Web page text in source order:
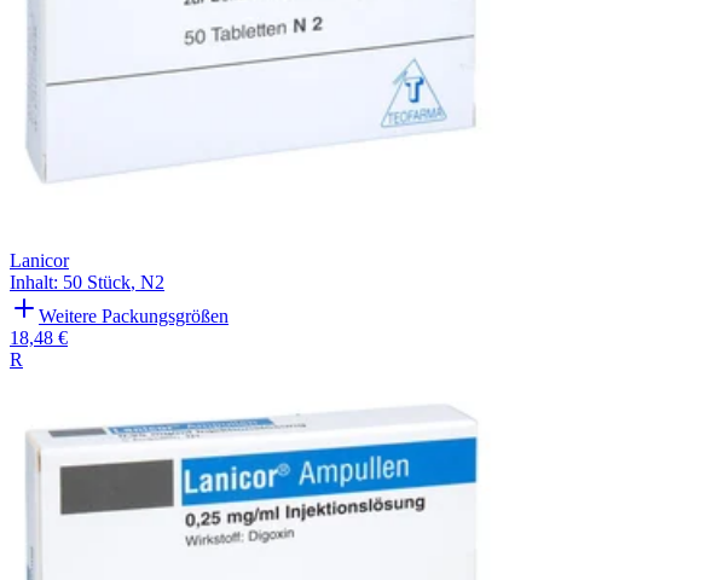
Lanicor
Inhalt: 50 Stück, N2
Weitere Packungsgrößen
18,48 €
R